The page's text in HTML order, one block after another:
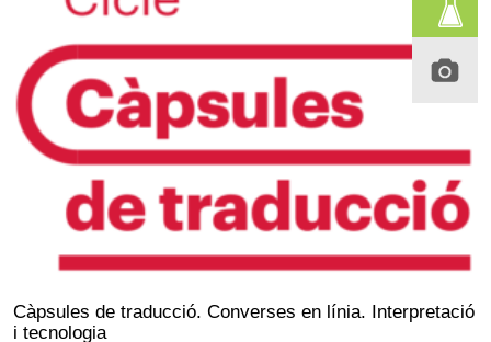
Càpsules de traducció. Converses en línia. Interpretació
i tecnologia